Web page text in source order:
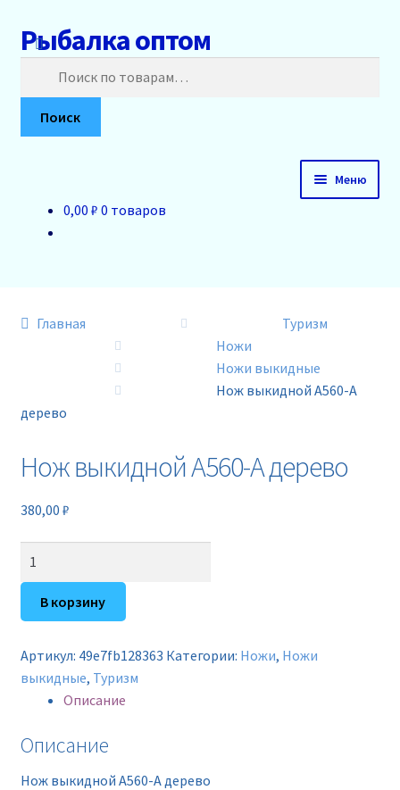
Перейти
к
навигации
Перейти
к
содержимому
Рыбалка оптом
Поиск
Меню
Доставка и оплата
Новинки
Прайс
Контакты
0,00 ₽ 0 товаров
Главная
Туризм
Ножи
Ножи выкидные
Нож выкидной A560-A
дерево
Нож выкидной A560-A дерево
380,00 ₽
Нож
выкидной
A
дерево
В корзину
Артикул: 49e7fb128363 Категории: Ножи, Ножи
выкидные, Туризм
Описание
Описание
Нож выкидной A560-A дерево